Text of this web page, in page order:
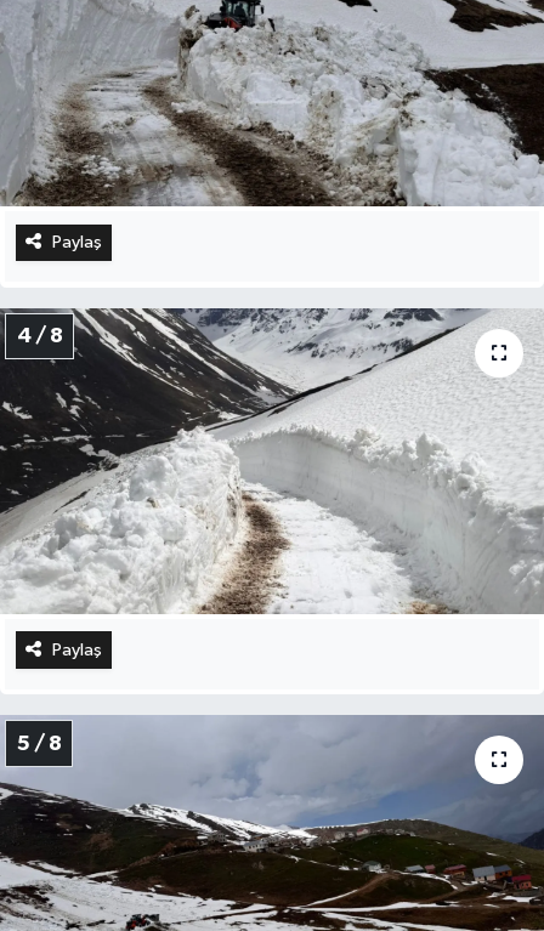
Paylaş
4 / 8
Paylaş
5 / 8